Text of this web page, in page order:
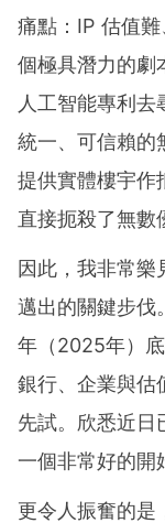
痛點：IP 估值
個極具潛力的劇
人工智能專利
統一、可信賴的
提供實體樓宇作
直接扼殺了無數
因此，我非常
邁出的關鍵步伐
年（2025年）
銀行、企業與估
先試。欣悉近日
一個非常好的開
更令人振奮的是